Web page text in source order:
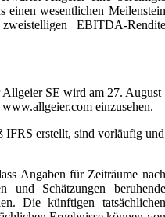
wesentlichen Meilenstein
EBITDA-Rendite
SE wird am 27. August
einzusehen.
IFRS erstellt, sind vorläufig und
Angaben für Zeiträume nach
Schätzungen beruhende
Die künftigen tatsächlichen